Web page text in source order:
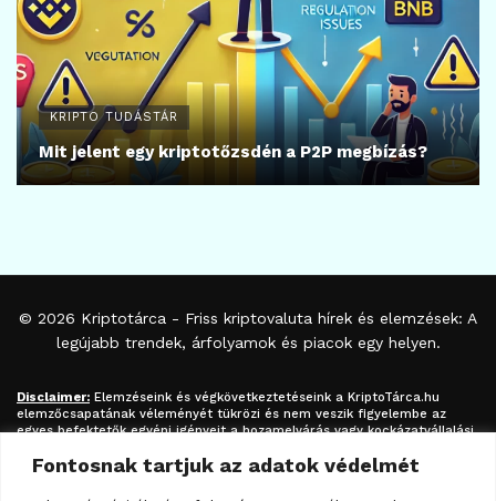
Fontosnak tartjuk az adatok védelmét
KRIPTO TUDÁSTÁR
Mit jelent egy kriptotőzsdén a P2P megbízás?
© 2026 Kriptotárca - Friss kriptovaluta hírek és elemzések: A
legújabb trendek, árfolyamok és piacok egy helyen.
Disclaimer: Elemzéseink és végkövetkeztetéseink a KriptoTárca.hu
elemzőcsapatának véleményét tükrözi és nem veszik figyelembe az
egyes befektetők egyéni igényeit a hozamelvárás vagy kockázatvállalási
befektetési tanácsadásnak, befektetési ajánlásnak, értékpapír /
kriptovaluta / token / ICO / cloud mining stb. jegyzésére / vételére /
eladására vonatkozó felhívásnak azok kizárólag tájékoztatásul